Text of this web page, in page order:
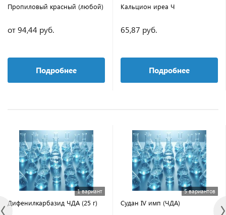
Пропиловый красный (любой)
от 94,44 руб.
Подробнее
Кальцион иреа Ч
65,87 руб.
Подробнее
1 вариант
Дифенилкарбазид ЧДА (25 г)
5 вариантов
Судан IV имп (ЧДА)